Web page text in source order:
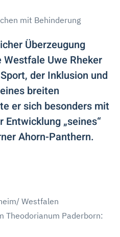
mit Behinderung
Überzeugung
Uwe Rheker
der Inklusion und
breiten
er sich besonders mit
„seines“
Ahorn-Panthern.
Westfalen
Theodorianum Paderborn: